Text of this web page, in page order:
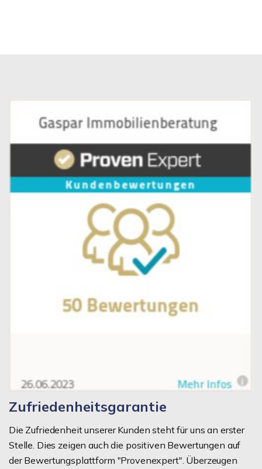
Zufriedenheitsgarantie
Die Zufriedenheit unserer Kunden steht für uns an erster
Stelle. Dies zeigen auch die positiven Bewertungen auf
der Bewertungsplattform "Provenexpert". Überzeugen